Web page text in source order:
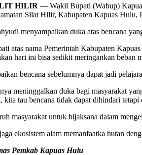
HILIR — Wakil Bupati (Wabup)
Silat Hilir, Kabupaten Kapuas Hulu,
menyampaikan duka atas bencana
atas nama Pemerintah Kabupaten
hari ini bisa sedikit meringankan beban
bencana sebelumnya dapat jadi
meninggalkan duka bagi masyarakat
kita tau bencana tidak dapat dihindari
masyarakat untuk bijaksana dalam
ekosistem alam memanfaatka hutan
Pemkab Kapuas Hulu